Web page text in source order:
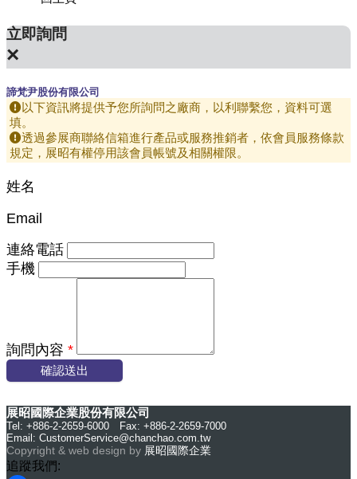
立即詢問
×
諦梵尹股份有限公司
以下資訊將提供予您所詢問之廠商，以利聯繫您，資料可選
填。
透過參展商聯絡信箱進行產品或服務推銷者，依會員服務條款
規定，展昭有權停用該會員帳號及相關權限。
姓名
Email
連絡電話
手機
詢問內容 *
確認送出
展昭國際企業股份有限公司
Tel: +886-2-2659-6000 Fax: +886-2-2659-7000
Email: CustomerService@chanchao.com.tw
Copyright & web design by 展昭國際企業
追蹤我們: